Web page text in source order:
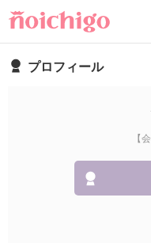
プロフィール
【